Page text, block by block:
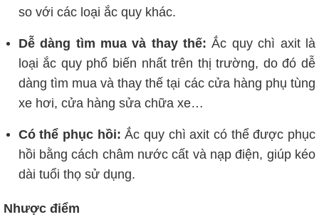
so với các loại ắc quy khác.
Dễ dàng tìm mua và thay thế:Ắc quy chì axit là
loại ắc quy phổ biến nhất trên thị trường, do đó dễ
dàng tìm mua và thay thế tại các cửa hàng phụ tùng
xe hơi, cửa hàng sửa chữa xe…
Có thể phục hồi:Ắc quy chì axit có thể được phục
hồi bằng cách châm nước cất và nạp điện, giúp kéo
dài tuổi thọ sử dụng.
Nhược điểm